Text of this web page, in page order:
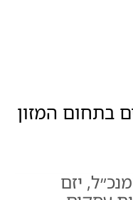
בתחום המזון
יזם